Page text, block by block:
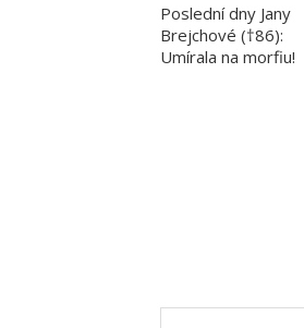
Poslední dny Jany
Brejchové (†86):
Umírala na morfiu!